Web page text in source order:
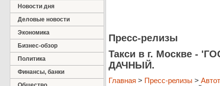
Новости дня
Деловые новости
Экономика
Бизнес-обзор
Политика
Финансы, банки
Пресс-релизы
Такси в г. Москве -
ДАЧНЫЙ.
Главная > Пресс-релизы >